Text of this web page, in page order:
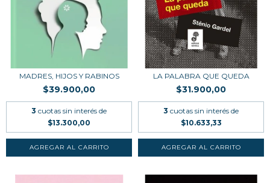
MADRES, HIJOS Y RABINOS
$39.900,00
3 cuotas sin interés de
$13.300,00
LA PALABRA QUE QUEDA
$31.900,00
3 cuotas sin interés de
$10.633,33